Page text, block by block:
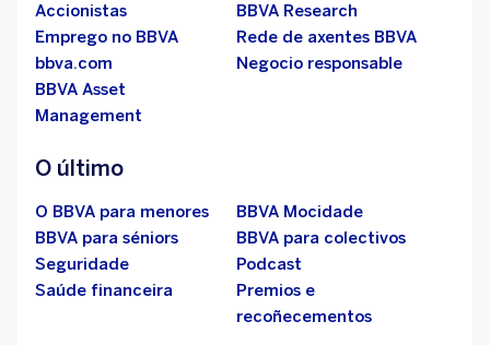
Accionistas
BBVA Research
Emprego no BBVA
Rede de axentes BBVA
bbva.com
Negocio responsable
BBVA Asset
Management
O último
O BBVA para menores
BBVA Mocidade
BBVA para séniors
BBVA para colectivos
Seguridade
Podcast
Saúde financeira
Premios e
recoñecementos